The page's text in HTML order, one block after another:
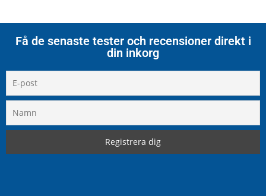
Få de senaste tester och recensioner direkt i
din inkorg